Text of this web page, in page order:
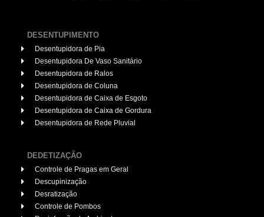
DESENTUPIMENTO
Desentupidora de Pia
Desentupidora De Vaso Sanitário
Desentupidora de Ralos
Desentupidora de Coluna
Desentupidora de Caixa de Esgoto
Desentupidora de Caixa de Gordura
Desentupidora de Rede Pluvial
DEDETIZAÇÃO
Controle de Pragas em Geral
Descupinização
Desratização
Controle de Pombos